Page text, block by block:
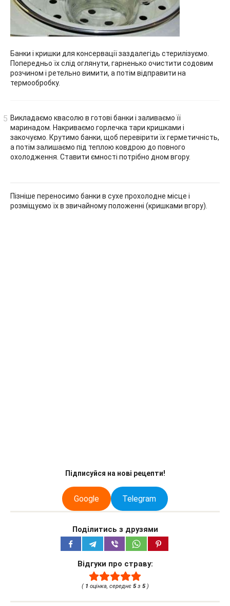
Банки і кришки для консервації заздалегідь стерилізуємо.
Попередньо їх слід оглянути, гарненько очистити содовим
розчином і ретельно вимити, а потім відправити на
термообробку.
Викладаємо квасолю в готові банки і заливаємо її
маринадом. Накриваємо горлечка тари кришками і
закочуємо. Крутимо банки, щоб перевірити їх герметичність,
а потім залишаємо під теплою ковдрою до повного
охолодження. Ставити ємності потрібно дном вгору.
Пізніше переносимо банки в сухе прохолодне місце і
розміщуємо їх в звичайному положенні (кришками вгору).
Підписуйся на нові рецепти!
Google Telegram
Поділитись з друзями
Відгуки про страву:
( 1 оцінка, середнє 5з 5)